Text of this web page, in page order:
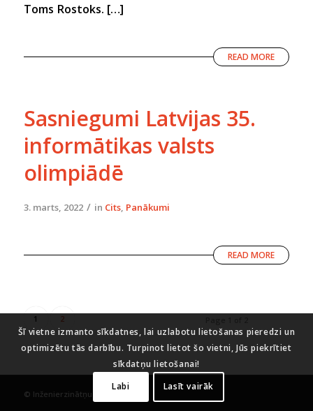
Toms Rostoks. […]
READ MORE
Sasniegumi Latvijas 35.
informātikas valsts
olimpiādē
3. marts, 2022 / in Cits, Panākumi
READ MORE
1 2
© Inženierzinātņu vidusskola
Šī vietne izmanto sīkdatnes, lai uzlabotu lietošanas pieredzi un
optimizētu tās darbību. Turpinot lietot šo vietni, Jūs piekrītiet
sīkdatņu lietošanai!
Labi
Lasīt vairāk